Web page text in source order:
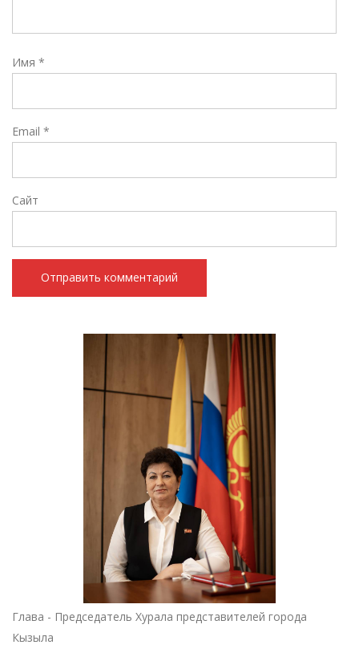
Имя *
Email *
Сайт
Глава - Председатель Хурала представителей города
Кызыла